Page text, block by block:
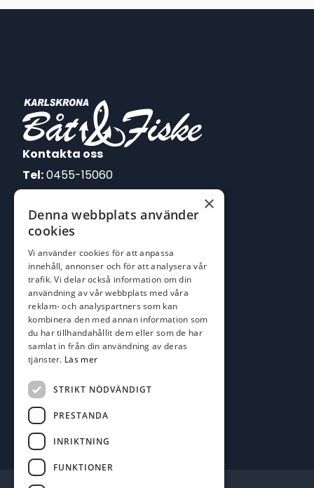
Kontakta oss
Tel:0455-15060
E-post:
johan@batofiske.se
kim@batofiske.se
Adress
Karlskrona Båt & Fiske AB
Lallerstedts gata 4
371 54 Karlskrona
Följ oss
Facebook
×
Denna webbplats använder
cookies
Vi använder cookies för att anpassa
innehåll, annonser och för att analysera vår
trafik. Vi delar också information om din
användning av vår webbplats med våra
reklam- och analyspartners som kan
kombinera den med annan information som
du har tillhandahållit dem eller som de har
samlat in från din användning av deras
tjänster. Läs mer
STRIKT NÖDVÄNDIGT
PRESTANDA
INRIKTNING
FUNKTIONER